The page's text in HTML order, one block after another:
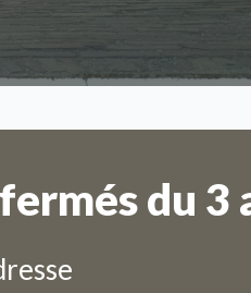
du 3